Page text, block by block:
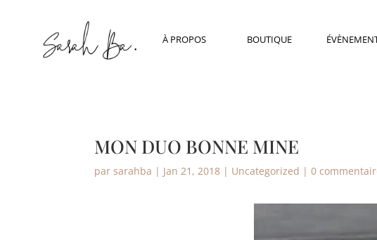
À PROPOS BOUTIQUE
MON DUO BONNE MINE
parsarahba | Jan 21, 2018 | Uncategorized |0